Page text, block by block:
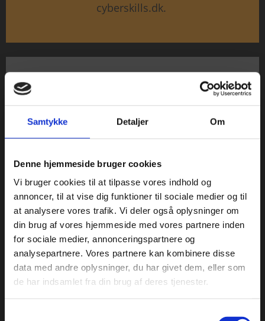
Samtykke Detaljer Om
Denne hjemmeside bruger cookies
Vi bruger cookies til at tilpasse vores indhold og
annoncer, til at vise dig funktioner til sociale medier og til
at analysere vores trafik. Vi deler også oplysninger om
din brug af vores hjemmeside med vores partnere inden
for sociale medier, annonceringspartnere og
analysepartnere. Vores partnere kan kombinere disse
data med andre oplysninger, du har givet dem, eller som
de har indsamlet fra din brug af deres tjenester.
cyberskills.dk.
Anne Boie
Køb læremidler og find masterclasses mm.
Fortsæt som:
For privatkunder og
studerende. Du får
vist priser inkl.
For institutioner og
virksomheder. Du
får vist priser ekskl.